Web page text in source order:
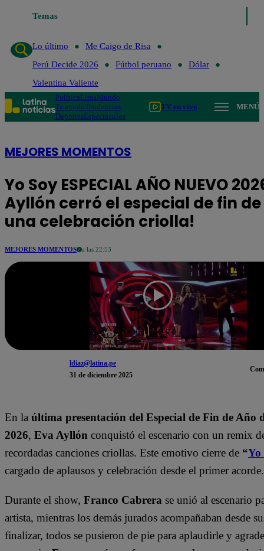
TemasLo último
Lo último
Me Caigo de Risa
Perú Decide 2026
Fútbol peruano
Dólar
Valentina Valiente
PolíticaLimaMundo
Te ayudoTendencias
DeportesEspectáculos
TV en vivo MENÚ
MEJORES MOMENTOS
Yo Soy ESPECIAL AÑO NUEVO
Ayllón cerró el especial de fin
una celebración criolla!
MEJORES MOMENTOS a las 22:53
ldiaz@latina.pe
31 de diciembre 2025
En la última presentación del Especial de Fin de Año
2026, Eva Ayllón conquistó el escenario con un remix
recordadas canciones criollas. Este emotivo cierre de “Yo
cargado de aplausos y celebración desde el primer acorde.
Durante el show, Franco Cabrera se unió al escenario
artista, mientras los demás jurados acompañaban desde
finalizar, todos se pusieron de pie para aplaudirle y